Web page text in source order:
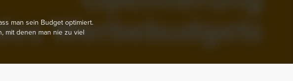
man sein Budget optimiert.
mit denen man nie zu viel